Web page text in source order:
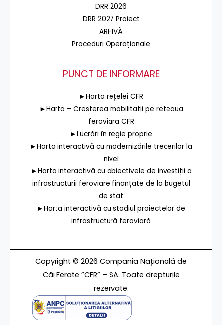
DRR 2026
DRR 2027 Proiect
ARHIVĂ
Proceduri Operaționale
PUNCT DE INFORMARE
►Harta rețelei CFR
►Harta – Cresterea mobilitatii pe reteaua
feroviara CFR
►Lucrări în regie proprie
►Harta interactivă cu modernizările trecerilor la
nivel
►Harta interactivă cu obiectivele de investiții a
infrastructurii feroviare finanțate de la bugetul
de stat
►Harta interactivă cu stadiul proiectelor de
infrastructură feroviară
Copyright © 2026 Compania Națională de
Căi Ferate ”CFR” – SA. Toate drepturile
rezervate.